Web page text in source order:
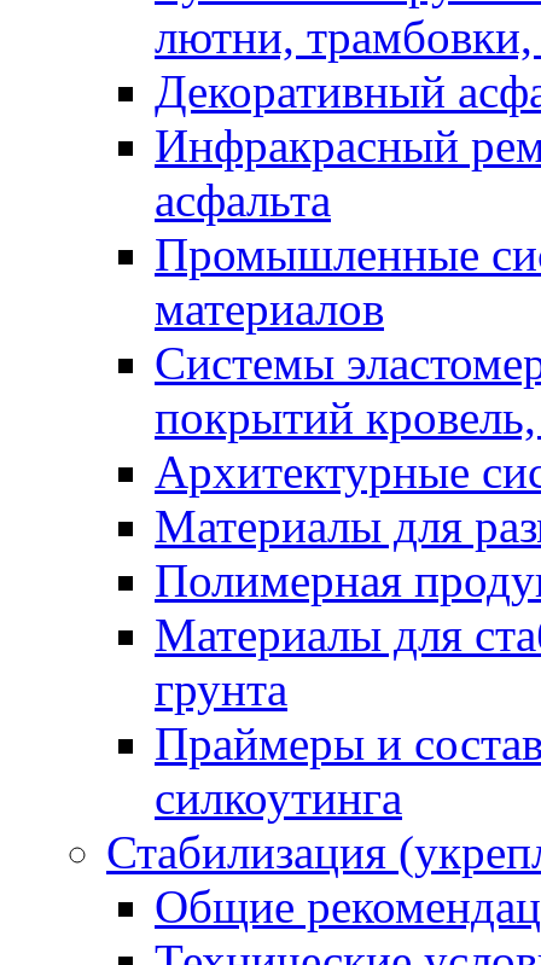
лютни, трамбовки,
Декоративный
Инфракрасный
асфальта
Промышленные
материалов
Системы
покрытий
Архитектурные
Материалы для
Полимерная
Материалы для
грунта
Праймеры и
силкоутинга
Стабилизация
Общие